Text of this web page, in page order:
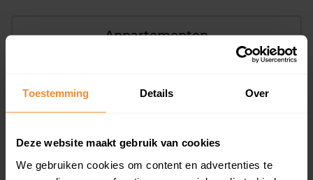
Toestemming Details Over
Deze website maakt gebruik van cookies
We gebruiken cookies om content en advertenties te
Appartementen
aandeel van totale woningen